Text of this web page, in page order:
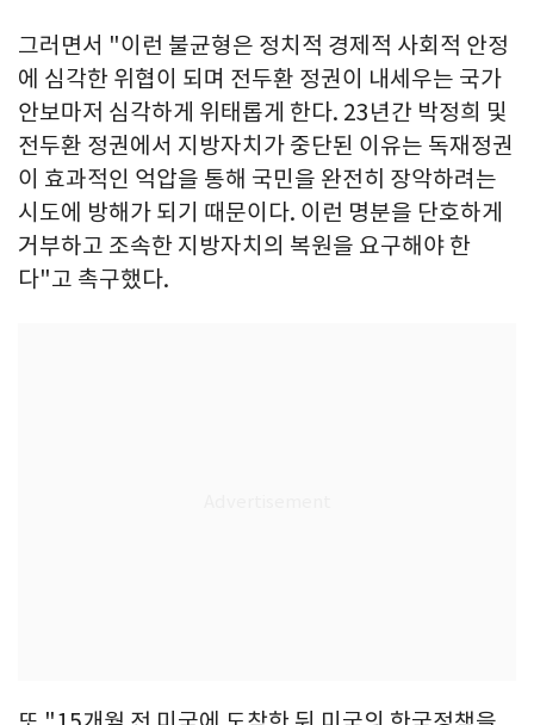
그러면서 "이런 불균형은 정치적 경제적 사회적 안정
에 심각한 위협이 되며 전두환 정권이 내세우는 국가
안보마저 심각하게 위태롭게 한다. 23년간 박정희 및
전두환 정권에서 지방자치가 중단된 이유는 독재정권
이 효과적인 억압을 통해 국민을 완전히 장악하려는
시도에 방해가 되기 때문이다. 이런 명분을 단호하게
거부하고 조속한 지방자치의 복원을 요구해야 한
다"고 촉구했다.